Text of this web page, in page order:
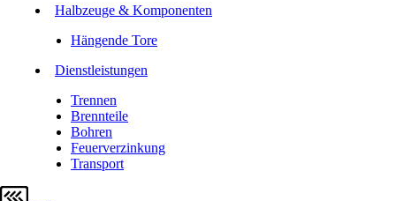
Halbzeuge & Komponenten
Hängende Tore
Dienstleistungen
Trennen
Brennteile
Bohren
Feuerverzinkung
Transport